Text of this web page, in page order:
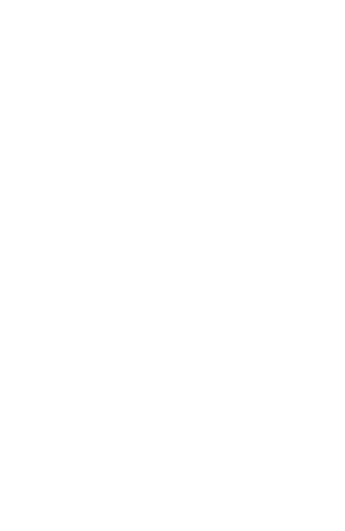
jangka pendek, tetapi dapat
pentingnya
keterbatasan
finance memperluas